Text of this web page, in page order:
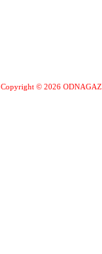
Copyright © 2026